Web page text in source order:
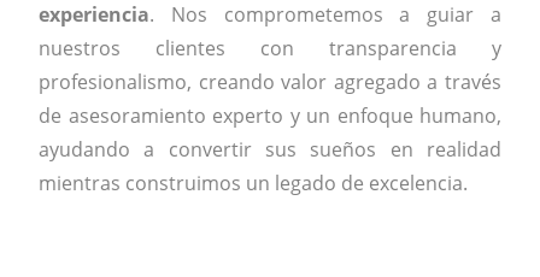
experiencia. Nos comprometemos a guiar a
nuestros clientes con transparencia y
profesionalismo, creando valor agregado a través
de asesoramiento experto y un enfoque humano,
ayudando a convertir sus sueños en realidad
mientras construimos un legado de excelencia.